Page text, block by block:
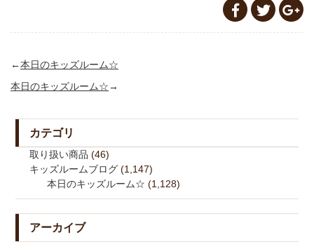
←本日のキッズルーム☆
本日のキッズルーム☆→
カテゴリ
取り扱い商品 (46)
キッズルームブログ (1,147)
本日のキッズルーム☆ (1,128)
アーカイブ